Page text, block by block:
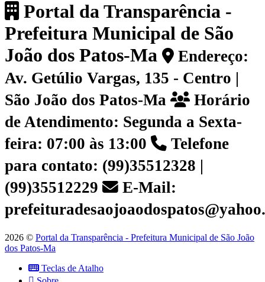
Portal da Transparência -
Prefeitura Municipal de São
João dos Patos-Ma
Endereço:
Av. Getúlio Vargas, 135 - Centro |
São João dos Patos-Ma
Horário
de Atendimento: Segunda a Sexta-
feira: 07:00 às 13:00
Telefone
para contato: (99)35512328 |
(99)35512229
E-Mail:
2026 © Portal da Transparência - Prefeitura Municipal de São João
dos Patos-Ma
Teclas de Atalho